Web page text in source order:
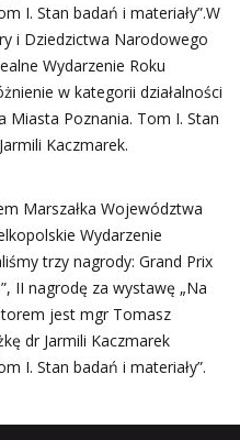
I. Stan badań i materiały”.W
i Dziedzictwa Narodowego
Wydarzenie Roku
w kategorii działalności
Miasta Poznania. Tom I. Stan
Kaczmarek.
Marszałka Województwa
Wydarzenie
trzy nagrody: Grand Prix
II nagrodę za wystawę „Na
jest mgr Tomasz
dr Jarmili Kaczmarek
I. Stan badań i materiały”.